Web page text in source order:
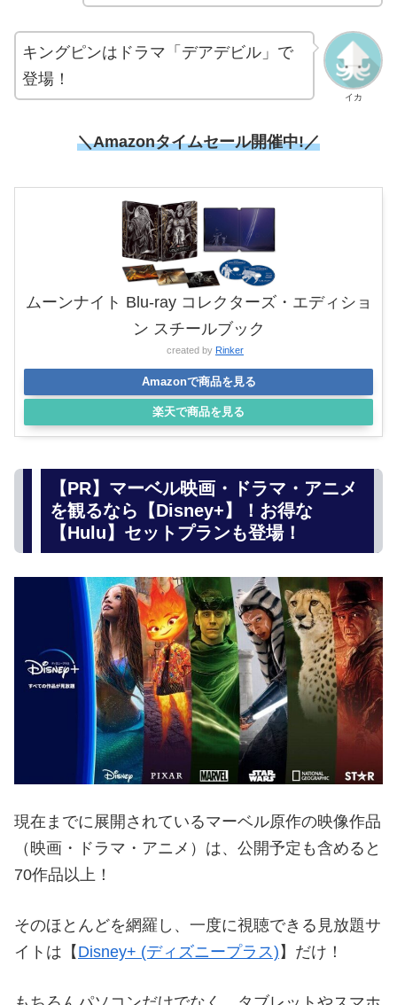
イカ
キングピンはドラマ「デアデビル」で
登場！
＼Amazonタイムセール開催中!／
ムーンナイト Blu-ray コレクターズ・エディショ
ン スチールブック
created by Rinker
Amazonで商品を見る
楽天で商品を見る
【PR】マーベル映画・ドラマ・アニメ
を観るなら【Disney+】！お得な
【Hulu】セットプランも登場！
現在までに展開されているマーベル原作の映像作品
（映画・ドラマ・アニメ）は、公開予定も含めると
70作品以上！
そのほとんどを網羅し、一度に視聴できる見放題サ
イトは【 Disney+ (ディズニープラス) 】だけ！